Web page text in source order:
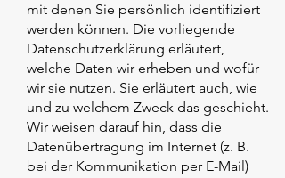
mit denen Sie persönlich identifiziert
werden können. Die vorliegende
Datenschutzerklärung erläutert,
welche Daten wir erheben und wofür
wir sie nutzen. Sie erläutert auch, wie
und zu welchem Zweck das geschieht.
Wir weisen darauf hin, dass die
Datenübertragung im Internet (z. B.
bei der Kommunikation per E-Mail)